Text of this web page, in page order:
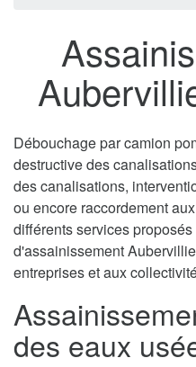
Débouchage par camion
destructive des
des canalisations,
ou encore raccordement
différents services
d'assainissement
entreprises et aux
des eaux